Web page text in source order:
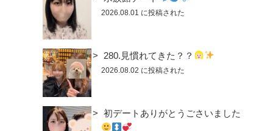
2026.08.01 に投稿された
280.見慣れてきた？？
2026.08.02 に投稿された
初デートありがとうごさいました